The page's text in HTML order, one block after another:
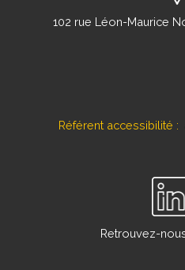
102 rue Léon-Maurice
Référent accessibilité :
Retrouvez-